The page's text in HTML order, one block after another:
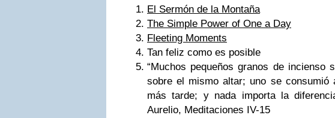
El Sermón de la Montaña
The Simple Power of One a Day
Fleeting Moments
Tan feliz como es posible
Muchos pequeños granos de incienso
sobre el mismo altar; uno se consumió
más tarde; y nada importa la
Aurelio, Meditaciones IV-15